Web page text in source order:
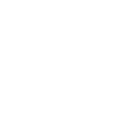
facebook
via linkedin
page via email